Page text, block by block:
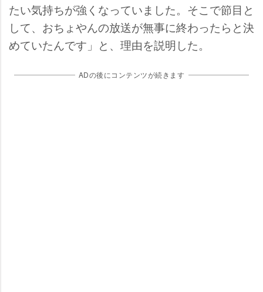
たい気持ちが強くなっていました。そこで節目と
して、おちょやんの放送が無事に終わったらと決
めていたんです」と、理由を説明した。
ADの後にコンテンツが続きます